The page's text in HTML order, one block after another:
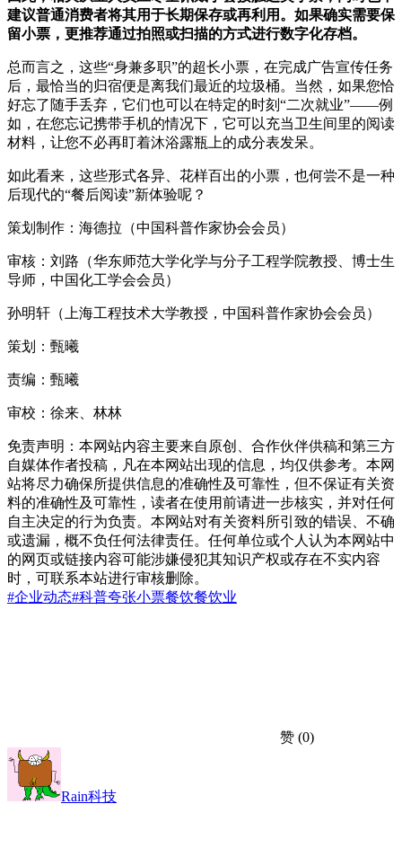
建议普通消费者将其用于长期保存或再利用。如果确实需要保
留小票，更推荐通过拍照或扫描的方式进行数字化存档。
总而言之，这些“身兼多职”的超长小票，在完成广告宣传任务
后，最恰当的归宿便是离我们最近的垃圾桶。当然，如果您恰
好忘了随手丢弃，它们也可以在特定的时刻“二次就业”——例
如，在您忘记携带手机的情况下，它可以充当卫生间里的阅读
材料，让您不必再盯着沐浴露瓶上的成分表发呆。
如此看来，这些形式各异、花样百出的小票，也何尝不是一种
后现代的“餐后阅读”新体验呢？
策划制作：海德拉（中国科普作家协会会员）
审核：刘路（华东师范大学化学与分子工程学院教授、博士生
导师，中国化工学会会员）
孙明轩（上海工程技术大学教授，中国科普作家协会会员）
策划：甄曦
责编：甄曦
审校：徐来、林林
免责声明：本网站内容主要来自原创、合作伙伴供稿和第三方
自媒体作者投稿，凡在本网站出现的信息，均仅供参考。本网
站将尽力确保所提供信息的准确性及可靠性，但不保证有关资
料的准确性及可靠性，读者在使用前请进一步核实，并对任何
自主决定的行为负责。本网站对有关资料所引致的错误、不确
或遗漏，概不负任何法律责任。任何单位或个人认为本网站中
的网页或链接内容可能涉嫌侵犯其知识产权或存在不实内容
时，可联系本站进行审核删除。
#企业动态#科普夸张小票餐饮餐饮业
赞 (0)
Rain科技